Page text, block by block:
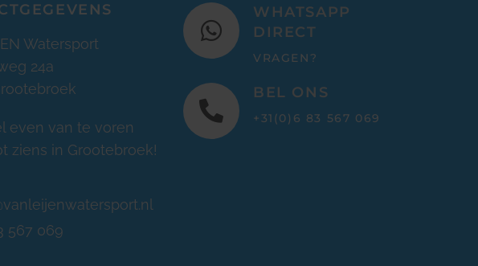
Watersport
24a
even van te voren
ziens in Grootebroek!
567 069
WHATSAPP
DIRECT
VRAGEN?
BEL ONS
+31(0)6 83 567 069